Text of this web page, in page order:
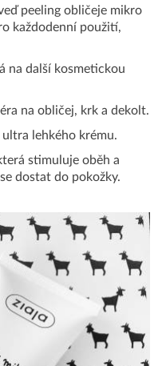
peeling obličeje mikro
každodenní použití,
na další kosmetickou
na obličej, krk a dekolt.
lehkého krému.
stimuluje oběh a
dostat do pokožky.